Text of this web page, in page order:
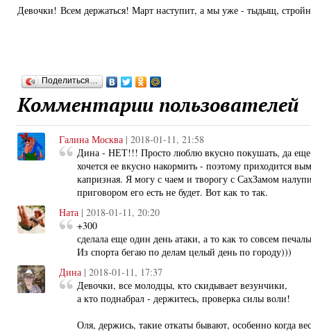
Девочки! Всем держаться! Март наступит, а мы уже - тыдыщ,
Поделиться…
Комментарии пользователей
Галина Москва | 2018-01-11, 21:58
Дина - НЕТ!!! Просто люблю вкусно покушать, да еще
хочется ее вкусно накормить - поэтому приходится
капризная. Я могу с чаем и творогу с СахЗамом
приговором его есть не будет. Вот как то так.
Ната | 2018-01-11, 20:20
+300
сделала еще один день атаки, а то как то совсем
Из спорта бегаю по делам целый день по городу)))
Дина | 2018-01-11, 17:37
Девочки, все молодцы, кто скидывает везунчики,
а кто поднабрал - держитесь, проверка силы воли!
Оля, держись, такие откаты бывают, особенно когда